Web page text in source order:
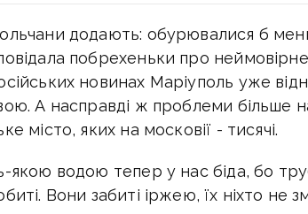
додають: обурювалися б
побрехеньки про
новинах Маріуполь уже
А насправді ж проблеми більше
місто, яких на московії - тисячі.
якою водою тепер у нас біда, бо
Вони забиті іржею, їх ніхто не